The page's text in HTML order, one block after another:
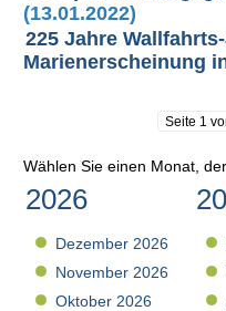
(13.01.2022)
225 Jahre
Marienerscheinung
Seite 1
Wählen Sie einen Monat,
2026
Dezember 2026
November 2026
Oktober 2026